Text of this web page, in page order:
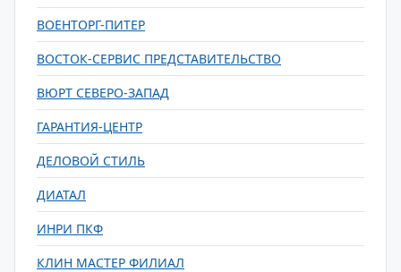
ВОЕНТОРГ-ПИТЕР
ВОСТОК-СЕРВИС ПРЕДСТАВИТЕЛЬСТВО
ВЮРТ СЕВЕРО-ЗАПАД
ГАРАНТИЯ-ЦЕНТР
ДЕЛОВОЙ СТИЛЬ
ДИАТАЛ
ИНРИ ПКФ
КЛИН МАСТЕР ФИЛИАЛ